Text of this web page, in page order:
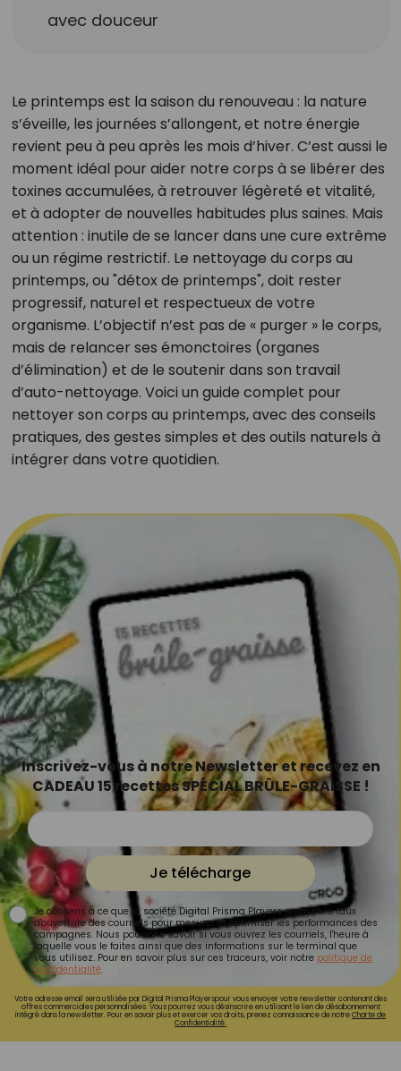
avec douceur
Le printemps est la saison du renouveau : la nature
s’éveille, les journées s’allongent, et notre énergie
revient peu à peu après les mois d’hiver. C’est aussi le
moment idéal pour aider notre corps à se libérer des
toxines accumulées, à retrouver légèreté et vitalité,
et à adopter de nouvelles habitudes plus saines. Mais
attention : inutile de se lancer dans une cure extrême
ou un régime restrictif. Le nettoyage du corps au
printemps, ou "détox de printemps", doit rester
progressif, naturel et respectueux de votre
organisme. L’objectif n’est pas de « purger » le corps,
mais de relancer ses émonctoires (organes
d’élimination) et de le soutenir dans son travail
d’auto-nettoyage. Voici un guide complet pour
nettoyer son corps au printemps, avec des conseils
pratiques, des gestes simples et des outils naturels à
intégrer dans votre quotidien.
Inscrivez-vous à notre Newsletter et recevez en
CADEAU 15 recettes SPÉCIAL BRÛLE-GRAISSE !
Je télécharge
Je consens à ce que la société Digital Prisma Players analyse le taux
d'ouverture des courriels pour mesurer et optimiser les performances des
campagnes. Nous pourrons savoir si vous ouvrez les courriels, l'heure à
laquelle vous le faites ainsi que des informations sur le terminal que
vous utilisez. Pour en savoir plus sur ces traceurs, voir notre politique de
confidentialité.
Votre adresse email sera utilisée par Digital Prisma Playerspour vous envoyer votre newsletter contenant des
offres commerciales personnalisées. Vous pourrez vous désinscrire en utilisant le lien de désabonnement
intégré dans la newsletter. Pour en savoir plus et exercer vos droits, prenez connaissance de notreCharte de
Confidentialité.